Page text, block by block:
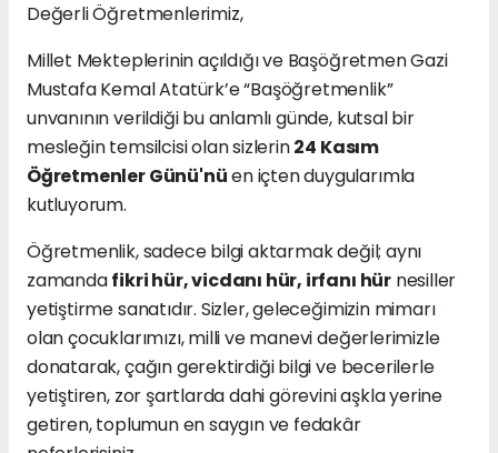
Değerli Öğretmenlerimiz,
Millet Mekteplerinin açıldığı ve Başöğretmen Gazi
Mustafa Kemal Atatürk’e “Başöğretmenlik”
unvanının verildiği bu anlamlı günde, kutsal bir
mesleğin temsilcisi olan sizlerin24 Kasım
Öğretmenler Günü'nüen içten duygularımla
kutluyorum.
Öğretmenlik, sadece bilgi aktarmak değil; aynı
zamandafikri hür, vicdanı hür, irfanı hürnesiller
yetiştirme sanatıdır. Sizler, geleceğimizin mimarı
olan çocuklarımızı, milli ve manevi değerlerimizle
donatarak, çağın gerektirdiği bilgi ve becerilerle
yetiştiren, zor şartlarda dahi görevini aşkla yerine
getiren, toplumun en saygın ve fedakâr